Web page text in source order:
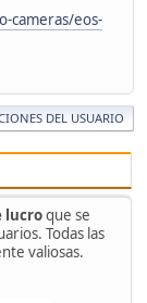
lucroque se
Todas las
valiosas.
cameras/eos-
DEL USUARIO